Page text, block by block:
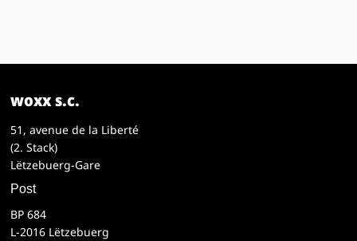
woxx s.c.
51, avenue de la Liberté
(2. Stack)
Lëtzebuerg-Gare
Post
BP 684
L-2016 Lëtzebuerg